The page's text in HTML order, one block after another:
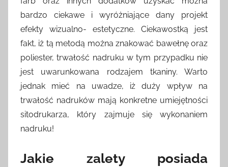
bardzo ciekawe i wyróżniające dany projekt
efekty wizualno- estetyczne. Ciekawostką jest
fakt, iż tą metodą można znakować bawełnę oraz
poliester, trwałość nadruku w tym przypadku nie
jest uwarunkowana rodzajem tkaniny. Warto
jednak mieć na uwadze, iż duży wpływ na
trwałość nadruków mają konkretne umiejętności
sitodrukarza, który zajmuje się wykonaniem
nadruku!
Jakie zalety posiada